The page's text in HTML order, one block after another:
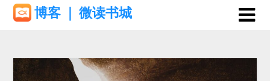
Skip
博客 ｜ 微读书城